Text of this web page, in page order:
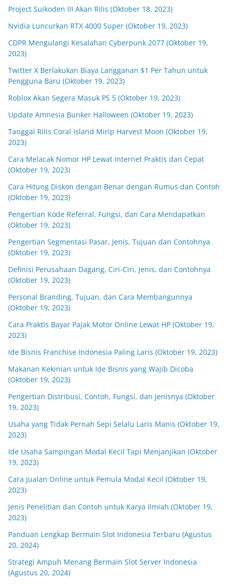
Project Suikoden III Akan Rilis (Oktober 18, 2023)
Nvidia Luncurkan RTX 4000 Super (Oktober 19, 2023)
CDPR Mengulangi Kesalahan Cyberpunk 2077 (Oktober 19,
2023)
Twitter X Berlakukan Biaya Langganan $1 Per Tahun untuk
Pengguna Baru (Oktober 19, 2023)
Roblox Akan Segera Masuk PS 5 (Oktober 19, 2023)
Update Amnesia Bunker Halloween (Oktober 19, 2023)
Tanggal Rilis Coral Island Mirip Harvest Moon (Oktober 19,
2023)
Cara Melacak Nomor HP Lewat Internet Praktis dan Cepat
(Oktober 19, 2023)
Cara Hitung Diskon dengan Benar dengan Rumus dan Contoh
(Oktober 19, 2023)
Pengertian Kode Referral, Fungsi, dan Cara Mendapatkan
(Oktober 19, 2023)
Pengertian Segmentasi Pasar, Jenis, Tujuan dan Contohnya
(Oktober 19, 2023)
Definisi Perusahaan Dagang, Ciri-Ciri, Jenis, dan Contohnya
(Oktober 19, 2023)
Personal Branding, Tujuan, dan Cara Membangunnya
(Oktober 19, 2023)
Cara Praktis Bayar Pajak Motor Online Lewat HP (Oktober 19,
2023)
Ide Bisnis Franchise Indonesia Paling Laris (Oktober 19, 2023)
Makanan Kekinian untuk Ide Bisnis yang Wajib Dicoba
(Oktober 19, 2023)
Pengertian Distribusi, Contoh, Fungsi, dan Jenisnya (Oktober
19, 2023)
Usaha yang Tidak Pernah Sepi Selalu Laris Manis (Oktober 19,
2023)
Ide Usaha Sampingan Modal Kecil Tapi Menjanjikan (Oktober
19, 2023)
Cara Jualan Online untuk Pemula Modal Kecil (Oktober 19,
2023)
Jenis Penelitian dan Contoh untuk Karya Ilmiah (Oktober 19,
2023)
Panduan Lengkap Bermain Slot Indonesia Terbaru (Agustus
20, 2024)
Strategi Ampuh Menang Bermain Slot Server Indonesia
(Agustus 20, 2024)